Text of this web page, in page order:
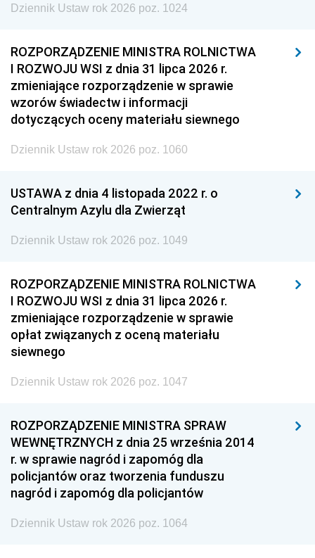
Dziennik Ustaw rok 2026 poz. 1024
ROZPORZĄDZENIE MINISTRA ROLNICTWA
I ROZWOJU WSI z dnia 31 lipca 2026 r.
zmieniające rozporządzenie w sprawie
wzorów świadectw i informacji
dotyczących oceny materiału siewnego
Dziennik Ustaw rok 2026 poz. 1060
USTAWA z dnia 4 listopada 2022 r. o
Centralnym Azylu dla Zwierząt
Dziennik Ustaw rok 2026 poz. 1049
ROZPORZĄDZENIE MINISTRA ROLNICTWA
I ROZWOJU WSI z dnia 31 lipca 2026 r.
zmieniające rozporządzenie w sprawie
opłat związanych z oceną materiału
siewnego
Dziennik Ustaw rok 2026 poz. 1047
ROZPORZĄDZENIE MINISTRA SPRAW
WEWNĘTRZNYCH z dnia 25 września 2014
r. w sprawie nagród i zapomóg dla
policjantów oraz tworzenia funduszu
nagród i zapomóg dla policjantów
Dziennik Ustaw rok 2026 poz. 1064